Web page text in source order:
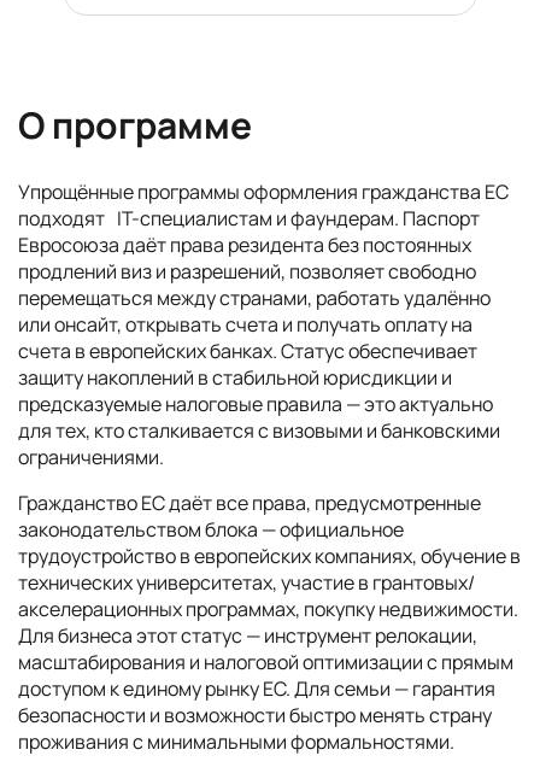
О программе
Упрощённые программы оформления гражданства ЕС
подходят IT-специалистам и фаундерам. Паспорт
Евросоюза даёт права резидента без постоянных
продлений виз и разрешений, позволяет свободно
перемещаться между странами, работать удалённо
или онсайт, открывать счета и получать оплату на
счета в европейских банках. Статус обеспечивает
защиту накоплений в стабильной юрисдикции и
предсказуемые налоговые правила — это актуально
для тех, кто сталкивается с визовыми и банковскими
ограничениями.
Гражданство ЕС даёт все права, предусмотренные
законодательством блока — официальное
трудоустройство в европейских компаниях, обучение в
технических университетах, участие в грантовых/
акселерационных программах, покупку недвижимости.
Для бизнеса этот статус — инструмент релокации,
масштабирования и налоговой оптимизации с прямым
доступом к единому рынку ЕС. Для семьи — гарантия
безопасности и возможности быстро менять страну
проживания с минимальными формальностями.